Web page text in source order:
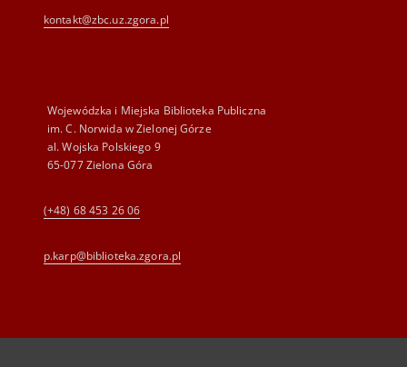
kontakt@zbc.uz.zgora.pl
Wojewódzka i Miejska Biblioteka Publiczna
im. C. Norwida w Zielonej Górze
al. Wojska Polskiego 9
65-077 Zielona Góra
(+48) 68 453 26 06
p.karp@biblioteka.zgora.pl